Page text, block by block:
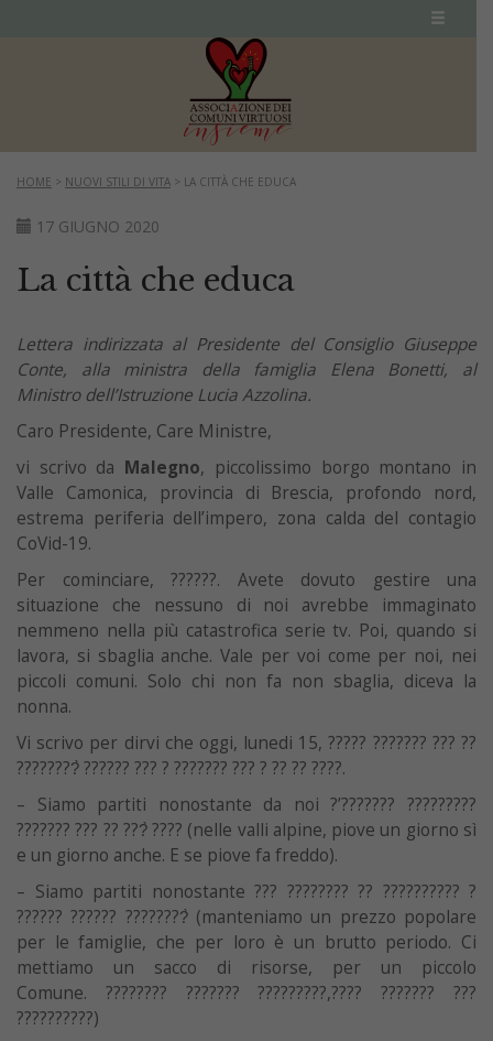
HOME > NUOVI STILI DI VITA > LA CITTÀ CHE EDUCA
17 GIUGNO 2020
La città che educa
Lettera indirizzata al Presidente del Consiglio Giuseppe
Conte, alla ministra della famiglia Elena Bonetti, al
Ministro dell’Istruzione Lucia Azzolina.
Caro Presidente, Care Ministre,
vi scrivo da Malegno, piccolissimo borgo montano in
Valle Camonica, provincia di Brescia, profondo nord,
estrema periferia dell’impero, zona calda del contagio
CoVid-19.
Per cominciare, ??????. Avete dovuto gestire una
situazione che nessuno di noi avrebbe immaginato
nemmeno nella più catastrofica serie tv. Poi, quando si
lavora, si sbaglia anche. Vale per voi come per noi, nei
piccoli comuni. Solo chi non fa non sbaglia, diceva la
nonna.
Vi scrivo per dirvi che oggi, lunedi 15, ????? ??????? ??? ??
????????̀ ?????? ??? ? ??????? ??? ? ?? ?? ????.
– Siamo partiti nonostante da noi ?’??????? ?????????
??????? ??? ?? ???̀ ???? (nelle valli alpine, piove un giorno sì
e un giorno anche. E se piove fa freddo).
– Siamo partiti nonostante ??? ???????? ?? ?????????? ?
?????? ?????? ????????̀ (manteniamo un prezzo popolare
per le famiglie, che per loro è un brutto periodo. Ci
mettiamo un sacco di risorse, per un piccolo
Comune. ???????? ??????? ?????????,???? ??????? ???
??????????)